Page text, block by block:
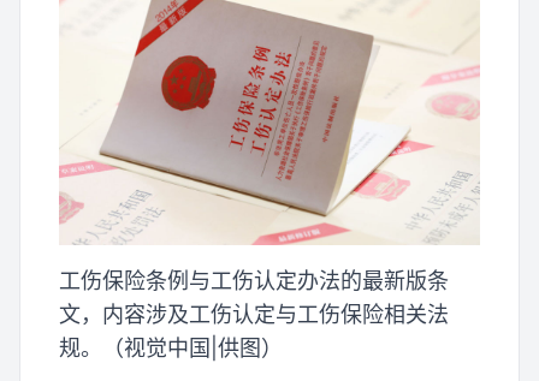
工伤保险条例与工伤认定办法的最新版条
文，内容涉及工伤认定与工伤保险相关法
规。（视觉中国|供图）